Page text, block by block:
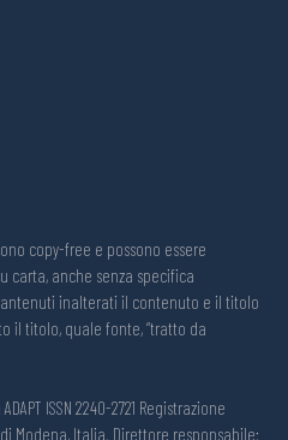
copy-free e possono essere
carta, anche senza specifica
inalterati il contenuto e il titolo
il titolo, quale fonte, “tratto da
ISSN 2240-2721 Registrazione
di Modena, Italia. Direttore responsabile: